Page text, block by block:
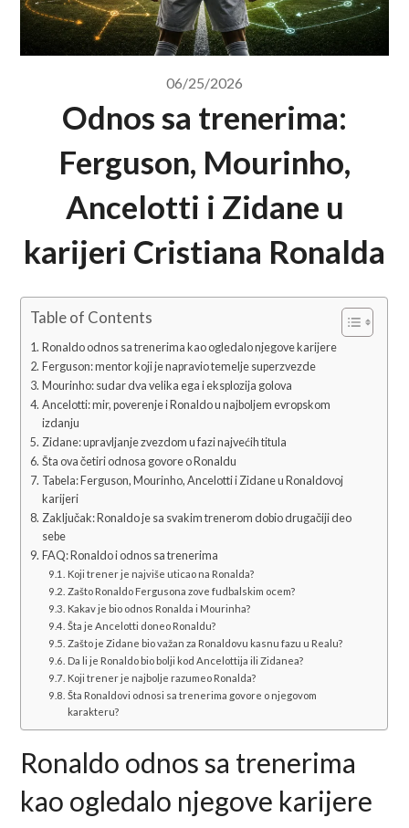
06/25/2026
Odnos sa trenerima:
Ferguson, Mourinho,
Ancelotti i Zidane u
karijeri Cristiana Ronalda
Table of Contents
Ronaldo odnos sa trenerima kao ogledalo njegove karijere
Ferguson: mentor koji je napravio temelje superzvezde
Mourinho: sudar dva velika ega i eksplozija golova
Ancelotti: mir, poverenje i Ronaldo u najboljem evropskom
izdanju
Zidane: upravljanje zvezdom u fazi najvećih titula
Šta ova četiri odnosa govore o Ronaldu
Tabela: Ferguson, Mourinho, Ancelotti i Zidane u Ronaldovoj
karijeri
Zaključak: Ronaldo je sa svakim trenerom dobio drugačiji deo
sebe
FAQ: Ronaldo i odnos sa trenerima
Koji trener je najviše uticao na Ronalda?
Zašto Ronaldo Fergusona zove fudbalskim ocem?
Kakav je bio odnos Ronalda i Mourinha?
Šta je Ancelotti doneo Ronaldu?
Zašto je Zidane bio važan za Ronaldovu kasnu fazu u Realu?
Da li je Ronaldo bio bolji kod Ancelottija ili Zidanea?
Koji trener je najbolje razumeo Ronalda?
Šta Ronaldovi odnosi sa trenerima govore o njegovom
karakteru?
Ronaldo odnos sa trenerima
kao ogledalo njegove karijere